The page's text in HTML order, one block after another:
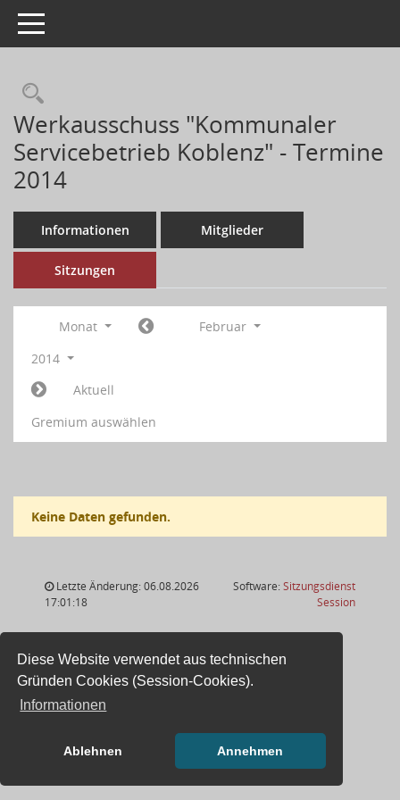
Diese Website verwendet aus technischen
Gründen Cookies (Session-Cookies).
Informationen
Ablehnen Annehmen
Toggle navigation
Werkausschuss "Kommunaler
Servicebetrieb Koblenz" - Termine
2014
Informationen Mitglieder
Sitzungen
Monat
Februar
2014
Aktuell
Gremium auswählen
Keine Daten gefunden.
Letzte Änderung: 06.08.2026
17:01:18
Software:Sitzungsdienst
Session(Wird in